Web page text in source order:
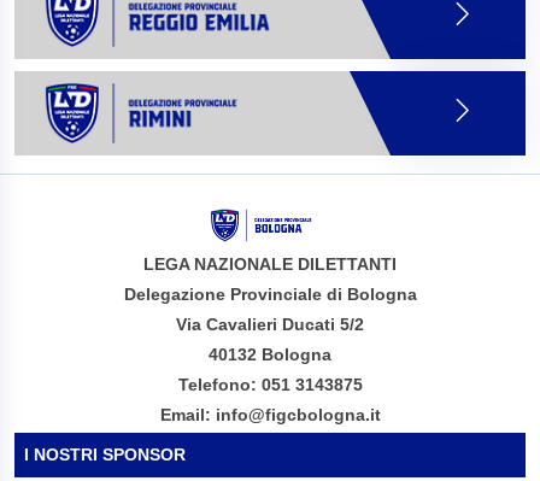
LEGA NAZIONALE DILETTANTI
Delegazione Provinciale di Bologna
Via Cavalieri Ducati 5/2
40132 Bologna
Telefono: 051 3143875
Email: info@figcbologna.it
I NOSTRI SPONSOR